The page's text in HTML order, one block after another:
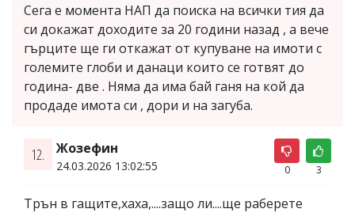
Сега е момента НАП да поиска на всички тия да
си докажат доходите за 20 години назад , а вече
гърците ще ги откажат от купуване на имоти с
големите глоби и данаци които се готвят до
година- две . Няма да има бай ганя на кой да
продаде имота си , дори и на загуба.
12. Жозефин
24.03.2026 13:02:55 0 3
Трън в гащите,хаха,....защо ли....ще раберете